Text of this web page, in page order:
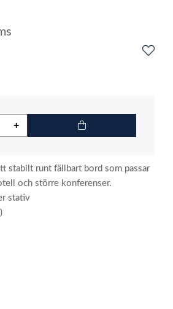
stabilt runt fällbart bord som passar
och större konferenser.
stativ